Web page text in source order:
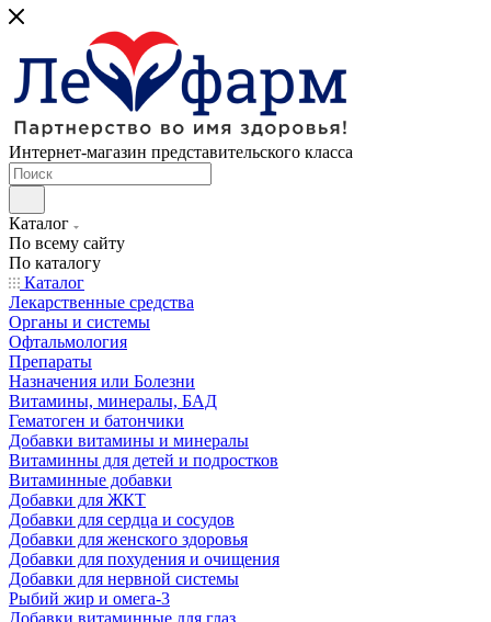
Интернет-магазин представительского класса
Каталог
По всему сайту
По каталогу
Каталог
Лекарственные средства
Органы и системы
Офтальмология
Препараты
Назначения или Болезни
Витамины, минералы, БАД
Гематоген и батончики
Добавки витамины и минералы
Витаминны для детей и подростков
Витаминные добавки
Добавки для ЖКТ
Добавки для сердца и сосудов
Добавки для женского здоровья
Добавки для похудения и очищения
Добавки для нервной системы
Рыбий жир и омега-3
Добавки витаминные для глаз